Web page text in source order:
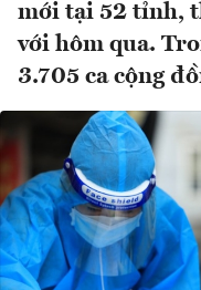
mới tại 52 tỉnh,
với hôm qua.
3.705 ca cộng